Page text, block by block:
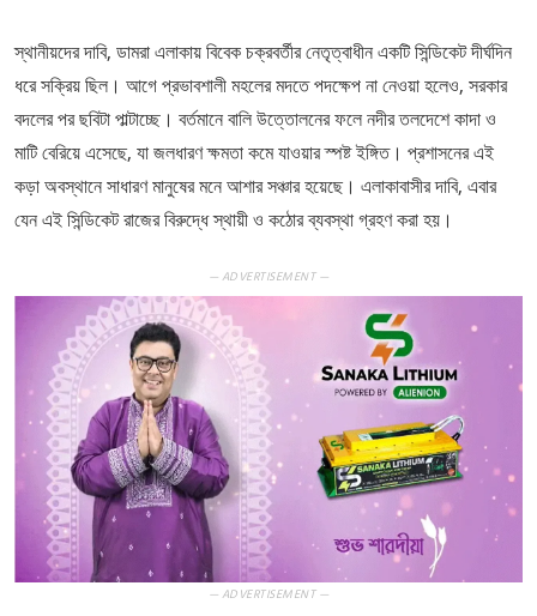
​স্থানীয়দের দাবি, ডামরা এলাকায় বিবেক চক্রবর্তীর নেতৃত্বাধীন একটি সিন্ডিকেট দীর্ঘদিন
ধরে সক্রিয় ছিল। আগে প্রভাবশালী মহলের মদতে পদক্ষেপ না নেওয়া হলেও, সরকার
বদলের পর ছবিটা পাল্টাচ্ছে। বর্তমানে বালি উত্তোলনের ফলে নদীর তলদেশে কাদা ও
মাটি বেরিয়ে এসেছে, যা জলধারণ ক্ষমতা কমে যাওয়ার স্পষ্ট ইঙ্গিত। প্রশাসনের এই
কড়া অবস্থানে সাধারণ মানুষের মনে আশার সঞ্চার হয়েছে। এলাকাবাসীর দাবি, এবার
যেন এই সিন্ডিকেট রাজের বিরুদ্ধে স্থায়ী ও কঠোর ব্যবস্থা গ্রহণ করা হয়।
— ADVERTISEMENT —
— ADVERTISEMENT —